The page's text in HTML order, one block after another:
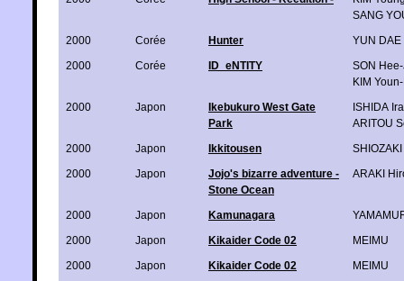
SANG
2000
Corée Hunter
YUN
2000
Corée ID_eNTITY
SON
KIM
2000
Japon
Ikebukuro West Gate
Park
ISHIDA Ira
ARITOU
2000
Japon Ikkitousen
2000
Japon
Jojo's bizarre adventure -
Stone Ocean
ARAKI
2000 Japon Kamunagara
2000
Japon Kikaider Code 02
MEIMU
2000
Japon Kikaider Code 02
MEIMU